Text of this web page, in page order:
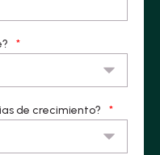
*
de crecimiento? *